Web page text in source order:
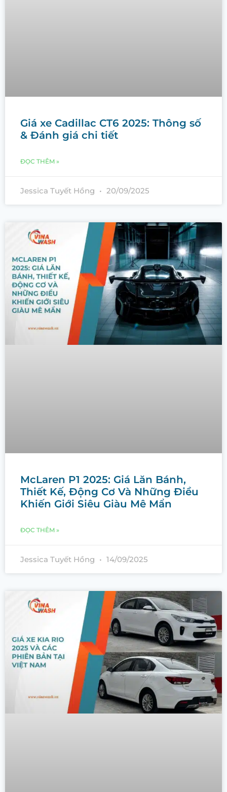
Giá xe Cadillac CT6 2025: Thông số
& Đánh giá chi tiết
ĐỌC THÊM »
Jessica Tuyết Hồng 20/09/2025
McLaren P1 2025: Giá Lăn Bánh,
Thiết Kế, Động Cơ Và Những Điều
Khiến Giới Siêu Giàu Mê Mẩn
ĐỌC THÊM »
Jessica Tuyết Hồng 14/09/2025